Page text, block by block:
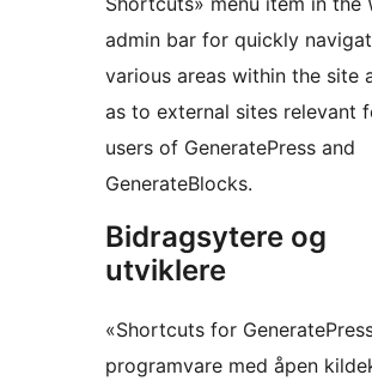
admin bar for quickly
various areas within the site
as to external sites relevant
users of GeneratePress and
GenerateBlocks.
Bidragsytere og
utviklere
«Shortcuts for
programvare med åpen